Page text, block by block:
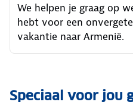
We helpen je graag op
hebt voor een
vakantie naar Armenië.
Speciaal voor jou